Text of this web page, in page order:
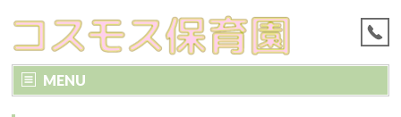
MENU